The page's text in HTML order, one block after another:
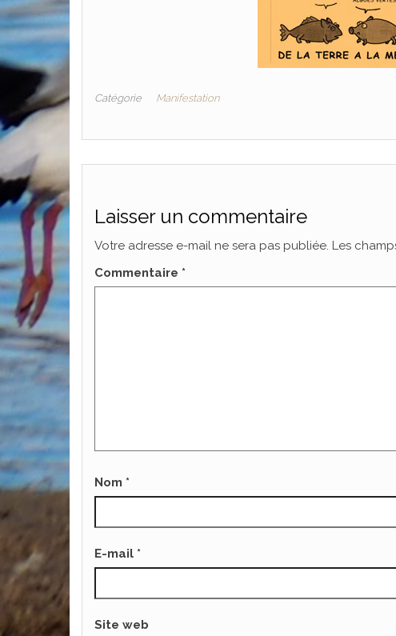
Catégorie Manifestation
Laisser un commentaire
Votre adresse e-mail ne sera pas publiée. Les
Commentaire *
Nom *
E-mail *
Site web